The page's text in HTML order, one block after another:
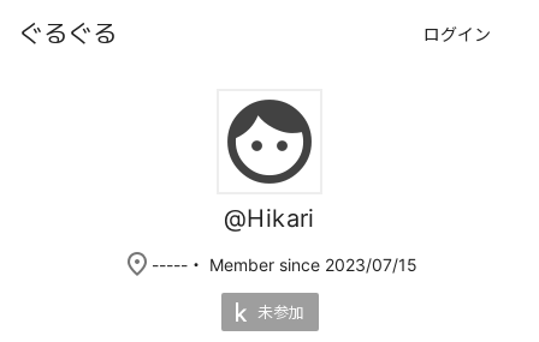
ぐるぐる ログイン
face
@Hikari
place -----・ Member since 2023/07/15
未参加